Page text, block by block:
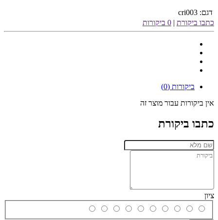
דגם: cri003
כתבו ביקורת | 0 ביקורות
ביקורות (0)
אין ביקורות עבור מוצר זה
כתבו ביקורת
ציון